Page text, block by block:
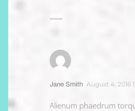
Jane Smith August 4, 2016
Alienum phaedrum